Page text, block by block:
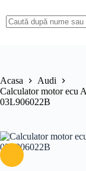
Acasa
Audi
Calculator motor ecu
03L906022B